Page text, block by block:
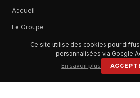
Accueil
Le Groupe
Notre histoire
Ce site utilise des cookies pour
personnalisées via Google
En savoir plus